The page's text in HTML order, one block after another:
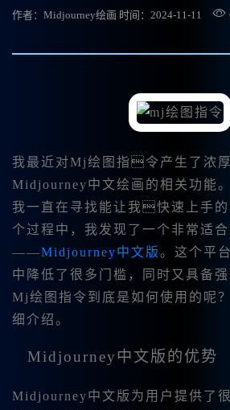
作者：Midjourney绘画 时间：2024-11-11
我最近对Mj绘图指令产生了浓
Midjourney中文绘画的相关功能
我一直在寻找能让我快速上手
个过程中，我发现了一个非常适
——Midjourney中文版。这个平
中降低了很多门槛，同时又具备强
Mj绘图指令到底是如何使用的呢
细介绍。
Midjourney中文版的优势
Midjourney中文版为用户提供了